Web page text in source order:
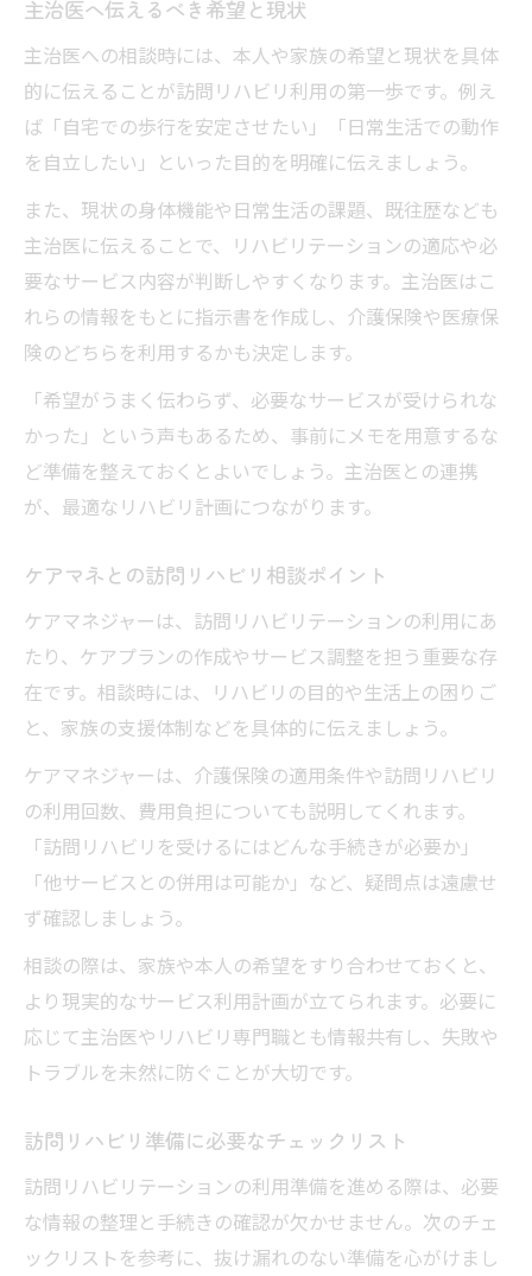
主治医へ伝えるべき希望と現状
主治医への相談時には、本人や家族の希望と現状を具体
的に伝えることが訪問リハビリ利用の第一歩です。例え
ば「自宅での歩行を安定させたい」「日常生活での動作
を自立したい」といった目的を明確に伝えましょう。
また、現状の身体機能や日常生活の課題、既往歴なども
主治医に伝えることで、リハビリテーションの適応や必
要なサービス内容が判断しやすくなります。主治医はこ
れらの情報をもとに指示書を作成し、介護保険や医療保
険のどちらを利用するかも決定します。
「希望がうまく伝わらず、必要なサービスが受けられな
かった」という声もあるため、事前にメモを用意するな
ど準備を整えておくとよいでしょう。主治医との連携
が、最適なリハビリ計画につながります。
ケアマネとの訪問リハビリ相談ポイント
ケアマネジャーは、訪問リハビリテーションの利用にあ
たり、ケアプランの作成やサービス調整を担う重要な存
在です。相談時には、リハビリの目的や生活上の困りご
と、家族の支援体制などを具体的に伝えましょう。
ケアマネジャーは、介護保険の適用条件や訪問リハビリ
の利用回数、費用負担についても説明してくれます。
「訪問リハビリを受けるにはどんな手続きが必要か」
「他サービスとの併用は可能か」など、疑問点は遠慮せ
ず確認しましょう。
相談の際は、家族や本人の希望をすり合わせておくと、
より現実的なサービス利用計画が立てられます。必要に
応じて主治医やリハビリ専門職とも情報共有し、失敗や
トラブルを未然に防ぐことが大切です。
訪問リハビリ準備に必要なチェックリスト
訪問リハビリテーションの利用準備を進める際は、必要
な情報の整理と手続きの確認が欠かせません。次のチェ
ックリストを参考に、抜け漏れのない準備を心がけまし